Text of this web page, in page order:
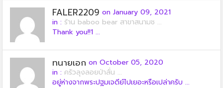
FALER2209 on January 09, 2021
in : ร้าน baboo bear สาขาสนามช ...
Thank you!!1 ...
ทนายเอก on October 05, 2020
in : ครัวลุงลอยป่าลั่น ...
อยู่ห่างจากพระปฐมเจดีย์ไปเยอะหรือเปล่าครับ ...